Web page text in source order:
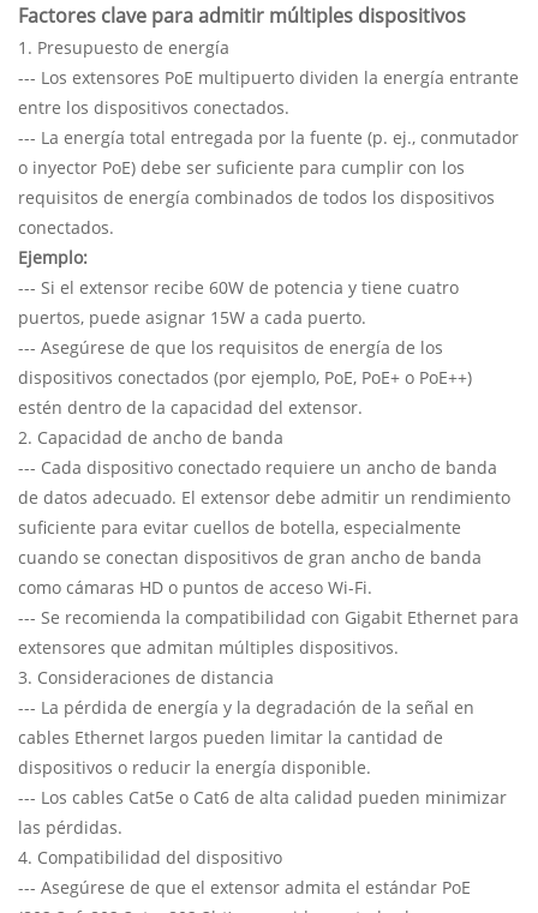
Factores clave para admitir múltiples dispositivos
1. Presupuesto de energía
--- Los extensores PoE multipuerto dividen la energía entrante
entre los dispositivos conectados.
--- La energía total entregada por la fuente (p. ej., conmutador
o inyector PoE) debe ser suficiente para cumplir con los
requisitos de energía combinados de todos los dispositivos
conectados.
Ejemplo:
--- Si el extensor recibe 60W de potencia y tiene cuatro
puertos, puede asignar 15W a cada puerto.
--- Asegúrese de que los requisitos de energía de los
dispositivos conectados (por ejemplo, PoE, PoE+ o PoE++)
estén dentro de la capacidad del extensor.
2. Capacidad de ancho de banda
--- Cada dispositivo conectado requiere un ancho de banda
de datos adecuado. El extensor debe admitir un rendimiento
suficiente para evitar cuellos de botella, especialmente
cuando se conectan dispositivos de gran ancho de banda
como cámaras HD o puntos de acceso Wi-Fi.
--- Se recomienda la compatibilidad con Gigabit Ethernet para
extensores que admitan múltiples dispositivos.
3. Consideraciones de distancia
--- La pérdida de energía y la degradación de la señal en
cables Ethernet largos pueden limitar la cantidad de
dispositivos o reducir la energía disponible.
--- Los cables Cat5e o Cat6 de alta calidad pueden minimizar
las pérdidas.
4. Compatibilidad del dispositivo
--- Asegúrese de que el extensor admita el estándar PoE